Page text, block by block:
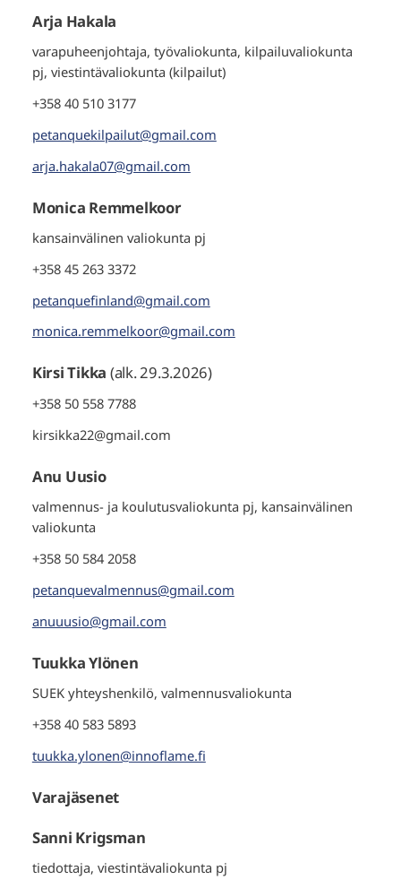
Arja Hakala
varapuheenjohtaja, työvaliokunta, kilpailuvaliokunta
pj, viestintävaliokunta (kilpailut)
+358 40 510 3177
petanquekilpailut@gmail.com
arja.hakala07@gmail.com
Monica Remmelkoor
kansainvälinen valiokunta pj
+358 45 263 3372
petanquefinland@gmail.com
monica.remmelkoor@gmail.com
Kirsi Tikka (alk. 29.3.2026)
+358 50 558 7788
kirsikka22@gmail.com
Anu Uusio
valmennus- ja koulutusvaliokunta pj, kansainvälinen
valiokunta
+358 50 584 2058
petanquevalmennus@gmail.com
anuuusio@gmail.com
Tuukka Ylönen
SUEK yhteyshenkilö, valmennusvaliokunta
+358 40 583 5893
tuukka.ylonen@innoflame.fi
Varajäsenet
Sanni Krigsman
tiedottaja, viestintävaliokunta pj